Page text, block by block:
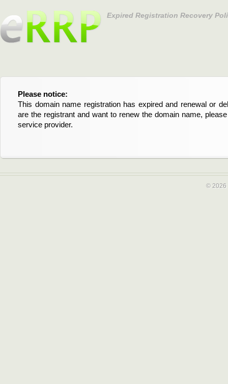
Expired Registration Recovery
Please notice:
This domain name registration has expired and renewal or
are the registrant and want to renew the domain name,
service provider.
Bitte beachten Sie:
Diese Domainregistrierung ist abgelaufen und die
Domain stehen an. Wenn Sie der Registrant sind und
verlängern möchten, kontaktieren Sie bitte Ihren Service-
© 2026